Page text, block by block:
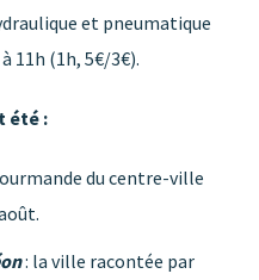
et pneumatique
11h (1h, 5€/3€).
été :
du centre-ville
: la ville racontée par